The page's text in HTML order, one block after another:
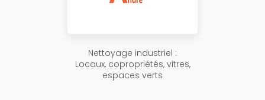
Nettoyage industriel :
Locaux, copropriétés, vitres,
espaces verts